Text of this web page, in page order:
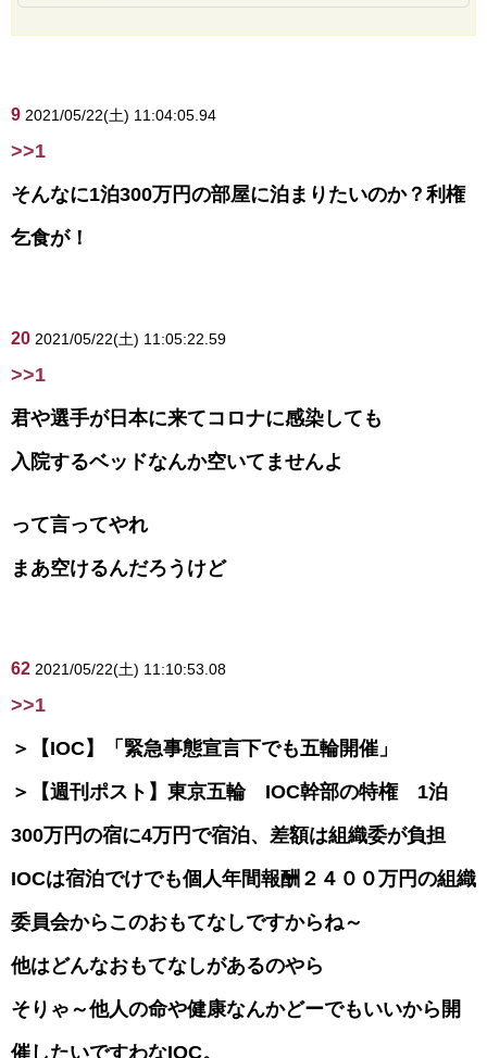
9 2021/05/22(土) 11:04:05.94
>>1
そんなに1泊300万円の部屋に泊まりたいのか？利権
乞食が！
20 2021/05/22(土) 11:05:22.59
>>1
君や選手が日本に来てコロナに感染しても
入院するベッドなんか空いてませんよ
って言ってやれ
まあ空けるんだろうけど
62 2021/05/22(土) 11:10:53.08
>>1
＞【IOC】「緊急事態宣言下でも五輪開催」
＞【週刊ポスト】東京五輪 IOC幹部の特権 1泊
300万円の宿に4万円で宿泊、差額は組織委が負担
IOCは宿泊でけでも個人年間報酬２４００万円の組織
委員会からこのおもてなしですからね～
他はどんなおもてなしがあるのやら
そりゃ～他人の命や健康なんかどーでもいいから開
催したいですわなIOC。